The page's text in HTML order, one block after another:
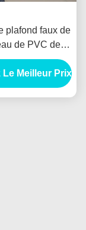
plafond faux de
de PVC de
la décoration
de plafond
Le Meilleur Prix